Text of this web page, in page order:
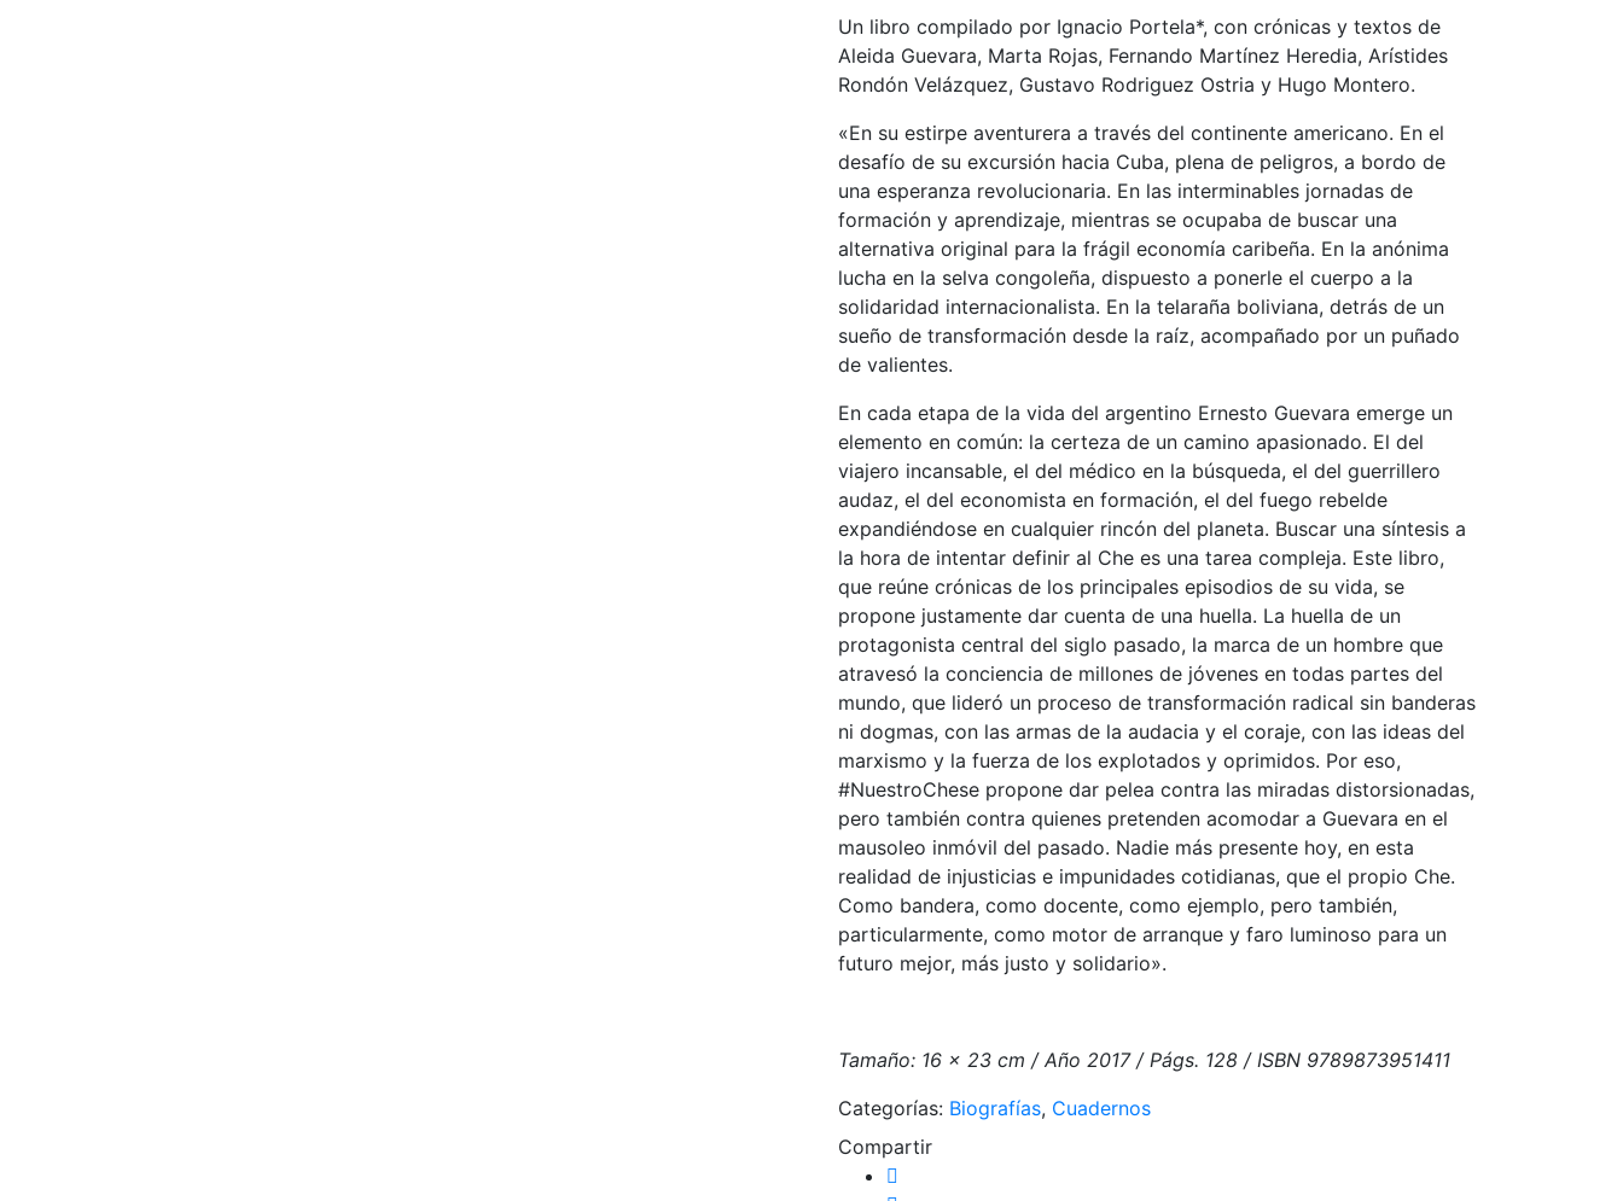
Un libro compilado por Ignacio Portela*, con crónicas y textos de
Aleida Guevara, Marta Rojas, Fernando Martínez Heredia, Arístides
Rondón Velázquez, Gustavo Rodriguez Ostria y Hugo Montero.
«En su estirpe aventurera a través del continente americano. En el
desafío de su excursión hacia Cuba, plena de peligros, a bordo de
una esperanza revolucionaria. En las interminables jornadas de
formación y aprendizaje, mientras se ocupaba de buscar una
alternativa original para la frágil economía caribeña. En la anónima
lucha en la selva congoleña, dispuesto a ponerle el cuerpo a la
solidaridad internacionalista. En la telaraña boliviana, detrás de un
sueño de transformación desde la raíz, acompañado por un puñado
de valientes.
En cada etapa de la vida del argentino Ernesto Guevara emerge un
elemento en común: la certeza de un camino apasionado. El del
viajero incansable, el del médico en la búsqueda, el del guerrillero
audaz, el del economista en formación, el del fuego rebelde
expandiéndose en cualquier rincón del planeta. Buscar una síntesis a
la hora de intentar definir al Che es una tarea compleja. Este libro,
que reúne crónicas de los principales episodios de su vida, se
propone justamente dar cuenta de una huella. La huella de un
protagonista central del siglo pasado, la marca de un hombre que
atravesó la conciencia de millones de jóvenes en todas partes del
mundo, que lideró un proceso de transformación radical sin banderas
ni dogmas, con las armas de la audacia y el coraje, con las ideas del
marxismo y la fuerza de los explotados y oprimidos. Por eso,
#NuestroChese propone dar pelea contra las miradas distorsionadas,
pero también contra quienes pretenden acomodar a Guevara en el
mausoleo inmóvil del pasado. Nadie más presente hoy, en esta
realidad de injusticias e impunidades cotidianas, que el propio Che.
Como bandera, como docente, como ejemplo, pero también,
particularmente, como motor de arranque y faro luminoso para un
futuro mejor, más justo y solidario».
Tamaño: 16 x 23 cm / Año 2017 / Págs. 128 / ISBN 9789873951411
Categorías: Biografías, Cuadernos
Compartir